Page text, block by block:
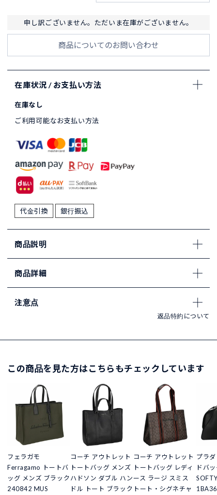
申し訳ございません。ただいま在庫がございません。
商品についてのお問い合わせ
在庫状況 / お支払い方法
在庫なし
ご利用可能なお支払い方法
代金引換 銀行振込
商品説明
商品詳細
注意点
返品特約について
この商品を見た方はこちらもチェックしています
フェラガモ
Ferragamo トートバ
ッグ メンズ ブラック
240842 MUS
コーチ アウトレット
トートバッグ メンズ
ハドソン ダブル ハン
ドル トート ブラック
コーチ アウトレット
トートバッグ レディ
ース ラージ スミス
トート・シグネチャ
プラ
ドバ